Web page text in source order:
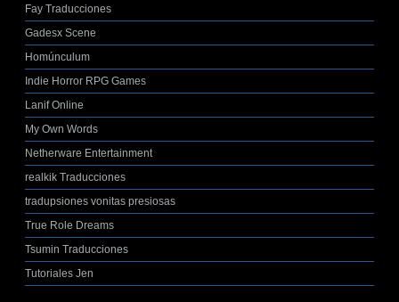
Fay Traducciones
Gadesx Scene
Homúnculum
Indie Horror RPG Games
Lanif Online
My Own Words
Netherware Entertainment
realkik Traducciones
tradupsiones vonitas presiosas
True Role Dreams
Tsumin Traducciones
Tutoriales Jen